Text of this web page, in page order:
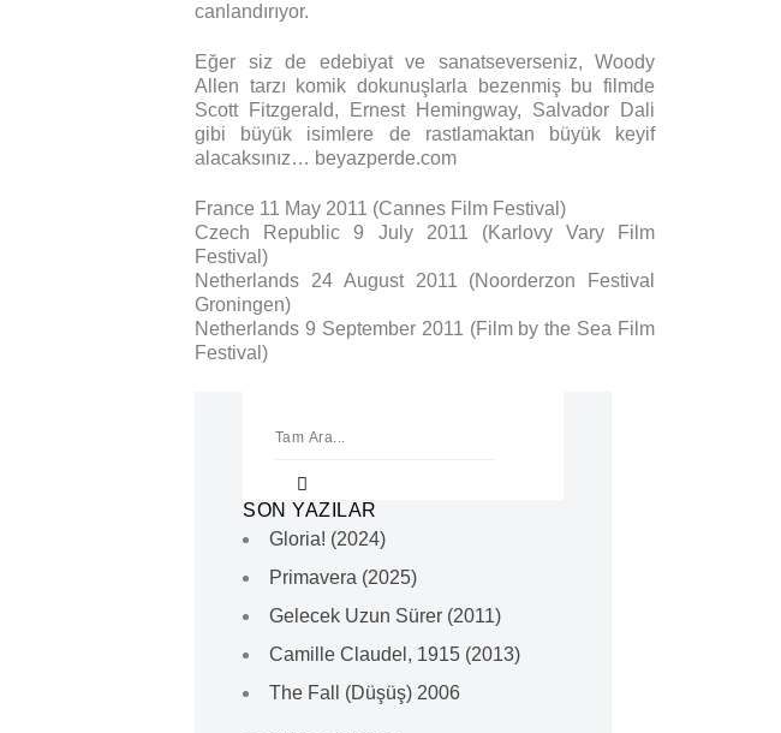
canlandırıyor.
Eğer siz de edebiyat ve sanatseverseniz, Woody
Allen tarzı komik dokunuşlarla bezenmiş bu filmde
Scott Fitzgerald, Ernest Hemingway, Salvador Dali
gibi büyük isimlere de rastlamaktan büyük keyif
alacaksınız… beyazperde.com
France 11 May 2011 (Cannes Film Festival)
Czech Republic 9 July 2011 (Karlovy Vary Film
Festival)
Netherlands 24 August 2011 (Noorderzon Festival
Groningen)
Netherlands 9 September 2011 (Film by the Sea Film
Festival)
SON YAZILAR
Gloria! (2024)
Primavera (2025)
Gelecek Uzun Sürer (2011)
Camille Claudel, 1915 (2013)
The Fall (Düşüş) 2006